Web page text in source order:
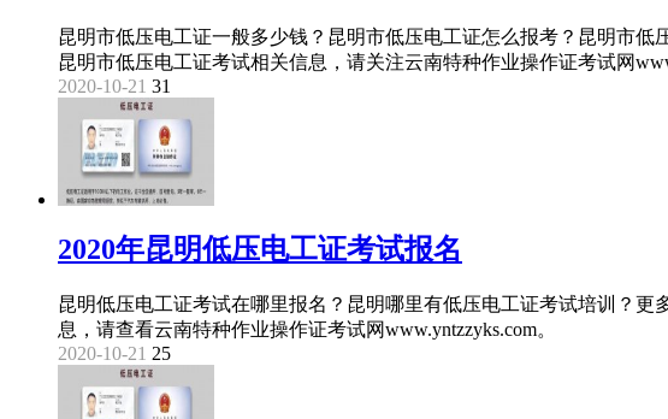
昆明市低压电工证一般多少钱？昆明市低压电工证怎么报考？昆明市低
昆明市低压电工证考试相关信息，请关注云南特种作业操作证考试网
2020-10-21 31
2020年昆明低压电工证考试报名
昆明低压电工证考试在哪里报名？昆明哪里有低压电工证考试培训？更
息，请查看云南特种作业操作证考试网www.yntzzyks.com。
2020-10-21 25